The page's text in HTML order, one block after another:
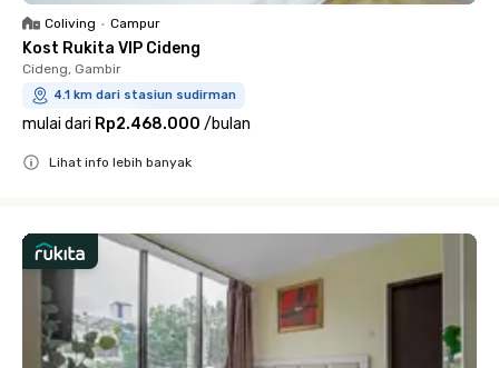
Coliving • Campur
Kost Rukita VIP Cideng
Cideng, Gambir
4.1 km dari stasiun sudirman
mulai dari Rp2.468.000 /bulan
Lihat info lebih banyak